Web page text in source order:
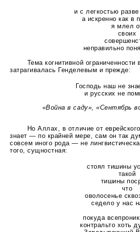
и с легкостью
а искренно как в
я млел
своих
неправильно
Тема когнитивной ограниченности
затрагивалась Генделевым и прежде:
Господь наш не
и русских не
«Война в саду», «Сентябрь
Но Аллах, в отличие от
знает — по крайней мере, сам он так
совсем иного рода — не
того, сущностная:
стоял тишины
такой
тишины
что
оволосенье
седело у нас
покуда
контральто хоть